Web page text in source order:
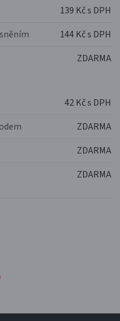
139 Kč s DPH
144 Kč s DPH
ZDARMA
42 Kč s DPH
ZDARMA
ZDARMA
ZDARMA